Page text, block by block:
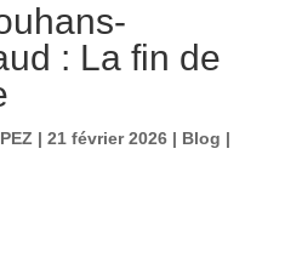
: La fin de
| 21 février 2026| Blog |